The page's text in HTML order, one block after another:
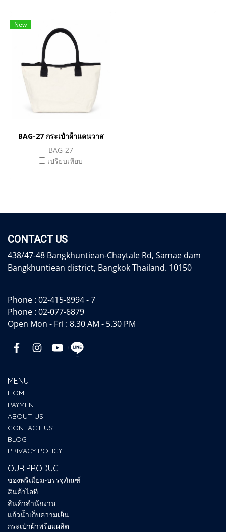
New
BAG-27 กระเป๋าผ้าแคนวาส
BAG-27
เปรียบเทียบ
CONTACT US
438/47-48 Bangkhuntiean-Chaytale Rd, Samae dam
Bangkhuntiean district, Bangkok Thailand. 10150
Phone : 02-415-8994 - 7
Phone : 02-077-6879
Open Mon - Fri : 8.30 AM - 5.30 PM
MENU
HOME
PAYMENT
ABOUT US
CONTACT US
BLOG
PRIVACY POLICY
OUR PRODUCT
ของพรีเมี่ยม-บรรจุภัณฑ์
สินค้าไอที
สินค้าสำนักงาน
แก้วน้ำเก็บความเย็น
กระเป๋าผ้าพร้อมผลิต